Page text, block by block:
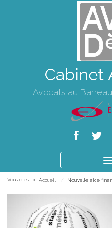
Cabinet
Avocats au
le
Vous êtes ici : Accueil Nouvelle aide